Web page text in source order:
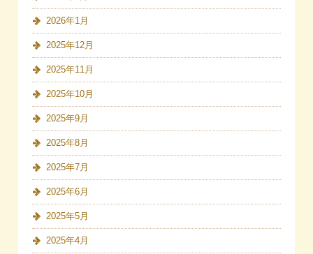
2026年1月
2025年12月
2025年11月
2025年10月
2025年9月
2025年8月
2025年7月
2025年6月
2025年5月
2025年4月